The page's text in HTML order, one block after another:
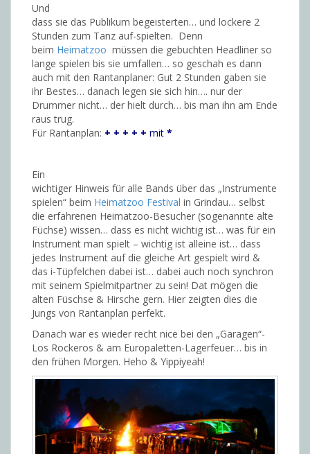
Und
dass sie das Publikum begeisterten… und lockere 2
Stunden zum Tanz auf-spielten. Denn
beim Heimatzoo müssen die gebuchten Headliner so
lange spielen bis sie umfallen… so geschah es dann
auch mit den Rantanplaner: Gut 2 Stunden gaben sie
ihr Bestes… danach legen sie sich hin…. nur der
Drummer nicht… der hielt durch… bis man ihn am Ende
raus trug.
Für Rantanplan: + + + + + mit *
Ein
wichtiger Hinweis für alle Bands über das „Instrumente
spielen“ beim Heimatzoo Festival in Grindau… selbst
die erfahrenen Heimatzoo-Besucher (sogenannte alte
Füchse) wissen… dass es nicht wichtig ist… was für ein
Instrument man spielt – wichtig ist alleine ist… dass
jedes Instrument auf die gleiche Art gespielt wird &
das i-Tüpfelchen dabei ist… dabei auch noch synchron
mit seinem Spielmitpartner zu sein! Dat mögen die
alten Füschse & Hirsche gern. Hier zeigten dies die
Jungs von Rantanplan perfekt.
Danach war es wieder recht nice bei den „Garagen“-
Los Rockeros & am Europaletten-Lagerfeuer… bis in
den frühen Morgen. Heho & Yippiyeah!